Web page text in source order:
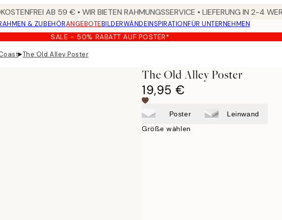
AB 59 € • WIR BIETEN RAHMUNGSSERVICE • LIEFERUNG IN 2-4
& ZUBEHÖRANGEBOTEBILDERWÄNDEINSPIRATIONFÜR UNTERNEHMEN
SALE - 50% RABATT AUF POSTER*
▸The Old Alley Poster
The Old Alley Poster
19,95 €
Poster Leinwand
Größe wählen